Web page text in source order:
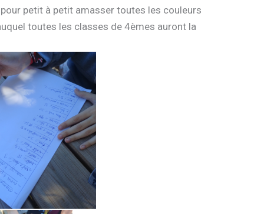
petit à petit amasser toutes les couleurs
toutes les classes de 4èmes auront la